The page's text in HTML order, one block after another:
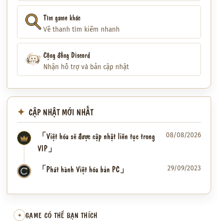
Tìm game khác
Về thanh tìm kiếm nhanh
Cộng đồng Discord
Nhận hỗ trợ và bản cập nhật
CẬP NHẬT MỚI NHẤT
「Việt hóa sẽ được cập nhật liên tục trong
VIP」
08/08/2026
✦ 「Phát hành Việt hóa bản PC」 29/09/2023
✦ GAME CÓ THỂ BẠN THÍCH